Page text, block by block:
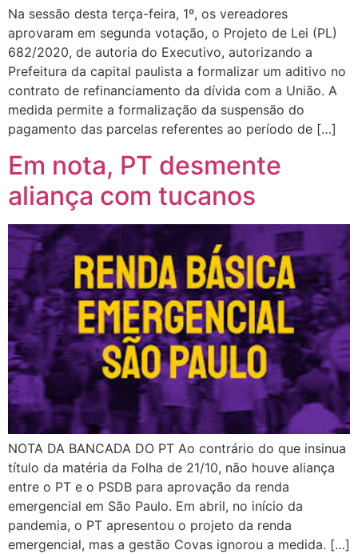
Na sessão desta terça-feira, 1º, os vereadores
aprovaram em segunda votação, o Projeto de Lei (PL)
682/2020, de autoria do Executivo, autorizando a
Prefeitura da capital paulista a formalizar um aditivo no
contrato de refinanciamento da dívida com a União. A
medida permite a formalização da suspensão do
pagamento das parcelas referentes ao período de […]
Em nota, PT desmente
aliança com tucanos
NOTA DA BANCADA DO PT Ao contrário do que insinua
título da matéria da Folha de 21/10, não houve aliança
entre o PT e o PSDB para aprovação da renda
emergencial em São Paulo. Em abril, no início da
pandemia, o PT apresentou o projeto da renda
emergencial, mas a gestão Covas ignorou a medida. […]